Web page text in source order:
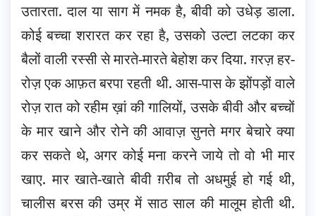
उतारता. दाल या साग में नमक है, बीवी को उधेड़ डाला.
कोई बच्चा शरारत कर रहा है, उसको उल्टा लटका कर
बैलों वाली रस्सी से मारते-मारते बेहोश कर दिया. ग़रज़ हर-
रोज़ एक आफ़त बरपा रहती थी. आस-पास के झोंपड़ों वाले
रोज़ रात को रहीम ख़ां की गालियों, उसके बीवी और बच्चों
के मार खाने और रोने की आवाज़ सुनते मगर बेचारे क्या
कर सकते थे, अगर कोई मना करने जाये तो वो भी मार
खाए. मार खाते-खाते बीवी ग़रीब तो अधमुई हो गई थी,
चालीस बरस की उम्र में साठ साल की मालूम होती थी.